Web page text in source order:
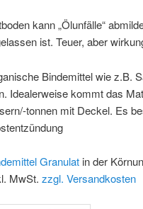
kann „Ölunfälle“
ist. Teuer, aber
Bindemittel wie z.B.
Idealerweise kommt das
tonnen mit Deckel. Es
Granulat in der
MwSt. zzgl. Versandkosten